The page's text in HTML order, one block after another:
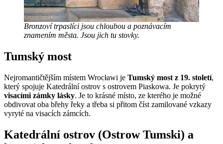
Bronzoví trpaslíci jsou chloubou a poznávacím
znamením města. Jsou jich tu stovky.
Tumský most
Nejromantičtějším místem Wrocławi je Tumský most z 19. století,
který spojuje Katedrální ostrov s ostrovem Piaskowa. Je pokrytý
visacími zámky lásky. Je to krásné místo, ze kterého je možné
obdivovat oba břehy řeky a třeba si přitom číst zamilované vzkazy
vyryté na visacích zámcích.
Katedrální ostrov (Ostrow Tumski) a